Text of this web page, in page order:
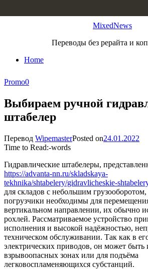
MixedNews
Переводы без рерайта и
Home
Promo0
Выбираем ручной
штабелер
Перевод WipemasterPosted on24.01.2022
Time to Read:-words
Гидравлические штабелеры,
https://advanta-nn.ru/skladskaya-
tekhnika/shtabelery/gidravlicheskie-
для складов с небольшим
погрузчики необходимы для
вертикальном направлении, их обычно
рохлей. Рассматриваемое устройство
исполнения и высокой надёжностью,
техническом обслуживании. Так как в
электрических приводов, он может быть
взрывоопасных зонах или для подъёма
легковоспламеняющихся субстанций.